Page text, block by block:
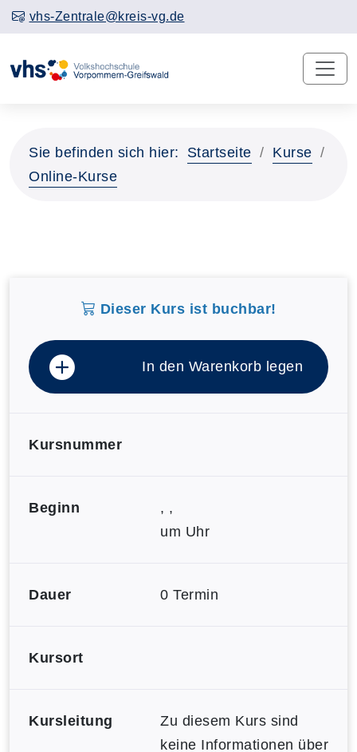
vhs-Zentrale@kreis-vg.de
Sie befinden sich hier: Startseite
Kurse
Online-Kurse
Dieser Kurs ist buchbar!
In den Warenkorb legen
Kursnummer
Beginn
, ,
um Uhr
Dauer 0 Termin
Kursort
Kursleitung
Zu diesem Kurs sind
keine Informationen über